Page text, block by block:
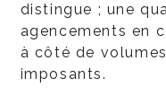
distingue ; une
agencements en
à côté de
imposants.